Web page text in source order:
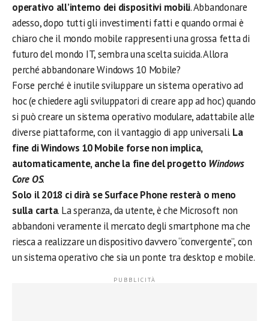
operativo all’interno dei dispositivi mobili. Abbandonare
adesso, dopo tutti gli investimenti fatti e quando ormai è
chiaro che il mondo mobile rappresenti una grossa fetta di
futuro del mondo IT, sembra una scelta suicida. Allora
perché abbandonare Windows 10 Mobile?
Forse perché è inutile sviluppare un sistema operativo ad
hoc (e chiedere agli sviluppatori di creare app ad hoc) quando
si può creare un sistema operativo modulare, adattabile alle
diverse piattaforme, con il vantaggio di app universali. La
fine di Windows 10 Mobile forse non implica,
automaticamente, anche la fine del progetto Windows
Core OS.
Solo il 2018 ci dirà se Surface Phone resterà o meno
sulla carta. La speranza, da utente, è che Microsoft non
abbandoni veramente il mercato degli smartphone ma che
riesca a realizzare un dispositivo davvero “convergente”, con
un sistema operativo che sia un ponte tra desktop e mobile.